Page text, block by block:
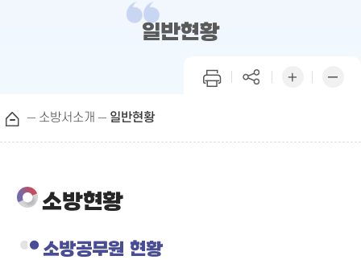
일반현황
소방서소개 일반현황
소방현황
소방공무원 현황